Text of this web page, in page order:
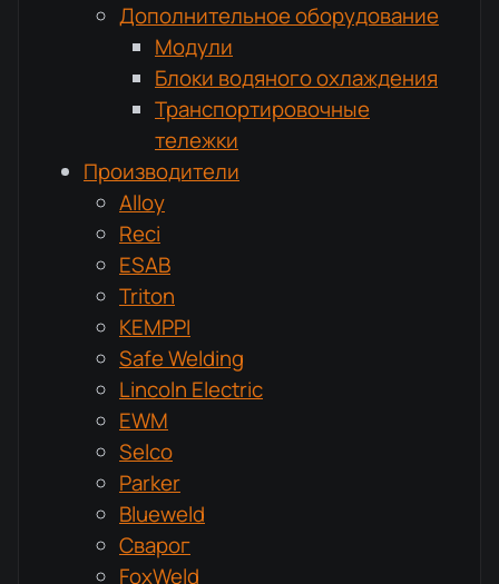
Дополнительное оборудование
Модули
Блоки водяного охлаждения
Транспортировочные
тележки
Производители
Alloy
Reci
ESAB
Triton
KEMPPI
Safe Welding
Lincoln Electric
EWM
Selco
Parker
Blueweld
Сварог
FoxWeld